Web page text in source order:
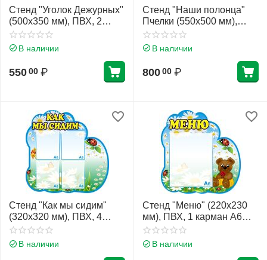
Стенд "Уголок Дежурных"
(500х350 мм), ПВХ, 2
кармана (плоский)
В наличии
550 00 ₽
Стенд "Наши полонца"
Пчелки (550х500 мм),
ПВХ, 1 карман А4
(плоский)
В наличии
800 00 ₽
Стенд "Как мы сидим"
(320х320 мм), ПВХ, 4
кармана А6 (плоский)
В наличии
Стенд "Меню" (220х230
мм), ПВХ, 1 карман А6
(плоский)
В наличии